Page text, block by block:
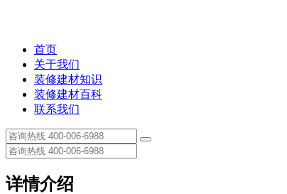
首页
关于我们
装修建材知识
装修建材百科
联系我们
详情介绍